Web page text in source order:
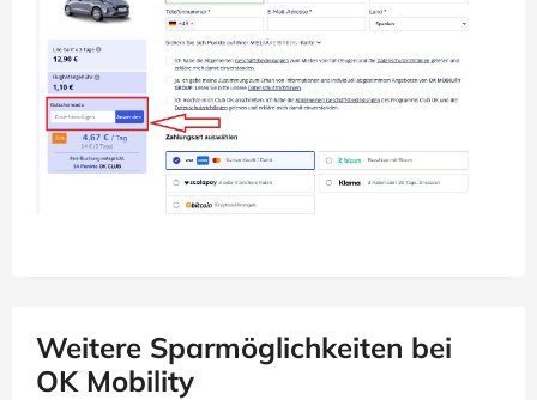
Weitere Sparmöglichkeiten bei
OK Mobility